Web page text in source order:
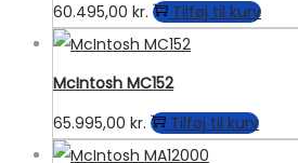
60.495,00 kr. Tilføj til kurv
McIntosh MC152
65.995,00 kr. Tilføj til kurv